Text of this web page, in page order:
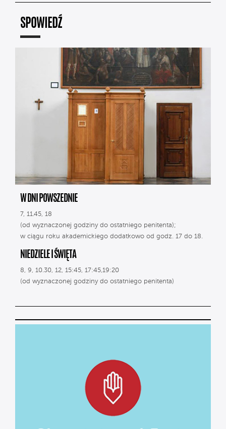
SPOWIEDŹ
W DNI POWSZEDNIE
7, 11.45, 18
(od wyznaczonej godziny do ostatniego penitenta);
w ciągu roku akademickiego dodatkowo od godz. 17 do 18.
NIEDZIELE I ŚWIĘTA
8, 9, 10.30, 12, 15:45, 17:45,19:20
(od wyznaczonej godziny do ostatniego penitenta)